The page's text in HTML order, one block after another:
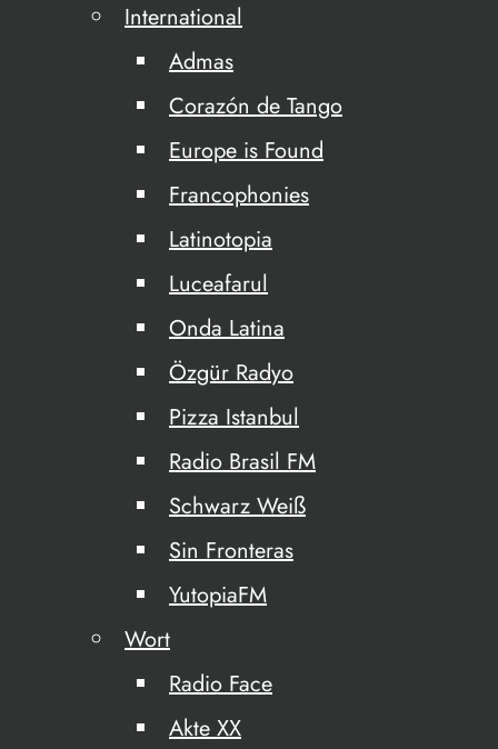
International
Admas
Corazón de Tango
Europe is Found
Francophonies
Latinotopia
Luceafarul
Onda Latina
Özgür Radyo
Pizza Istanbul
Radio Brasil FM
Schwarz Weiß
Sin Fronteras
YutopiaFM
Wort
Radio Face
Akte XX